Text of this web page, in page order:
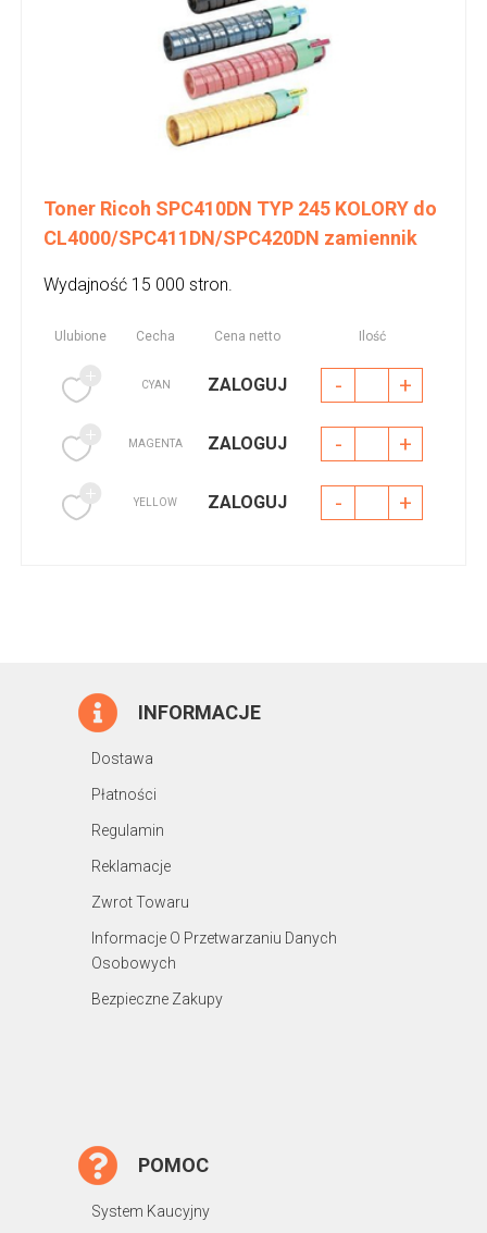
Toner Ricoh SPC410DN TYP 245 KOLORY do
CL4000/SPC411DN/SPC420DN zamiennik
Wydajność 15 000 stron.
Ulubione Cecha Cena netto Ilość
CYAN ZALOGUJ - +
MAGENTA ZALOGUJ - +
YELLOW ZALOGUJ - +
INFORMACJE
Dostawa
Płatności
Regulamin
Reklamacje
Zwrot Towaru
Informacje O Przetwarzaniu Danych
Osobowych
Bezpieczne Zakupy
POMOC
System Kaucyjny